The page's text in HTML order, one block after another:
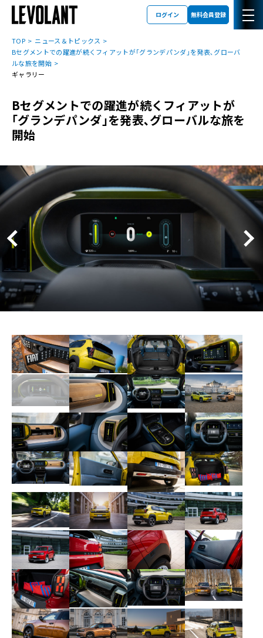
ログイン 無料会員登録
TOP
ニュース＆トピックス
Bセグメントでの躍進が続くフィアットが｢グランデパンダ｣を発表､グローバ
ルな旅を開始
ギャラリー
Bセグメントでの躍進が続くフィアットが
｢グランデパンダ｣を発表､グローバルな旅を
開始